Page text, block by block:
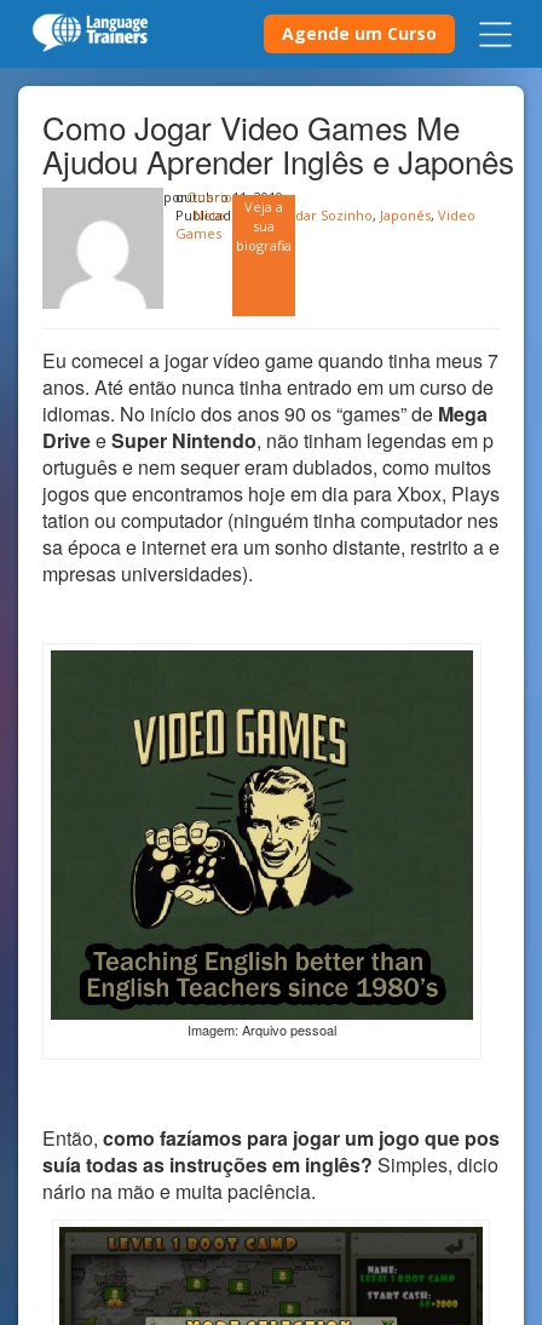
Agende um Curso
Como Jogar Video Games Me
Ajudou Aprender Inglês e Japonês
porOnerio
Neto
Veja a
sua
biografia
outubro 11, 2019
Publicado emEstudar Sozinho, Japonês, Video
Games
Eu comecei a jogar vídeo game quando tinha meus 7
anos. Até então nunca tinha entrado em um curso de
idiomas. No início dos anos 90 os “games” de Mega
DriveeSuper Nintendo, não tinham legendas em p
ortuguês e nem sequer eram dublados, como muitos
jogos que encontramos hoje em dia para Xbox, Plays
tation ou computador (ninguém tinha computador nes
sa época e internet era um sonho distante, restrito a e
mpresas universidades).
Imagem: Arquivo pessoal
Então, como fazíamos para jogar um jogo que pos
suía todas as instruções em inglês? Simples, dicio
nário na mão e muita paciência.